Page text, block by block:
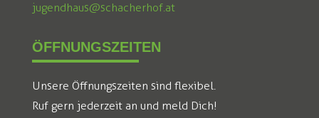
jugendhaus@schacherhof.at
ÖFFNUNGSZEITEN
Unsere Öffnungszeiten sind flexibel.
Ruf gern jederzeit an und meld Dich!